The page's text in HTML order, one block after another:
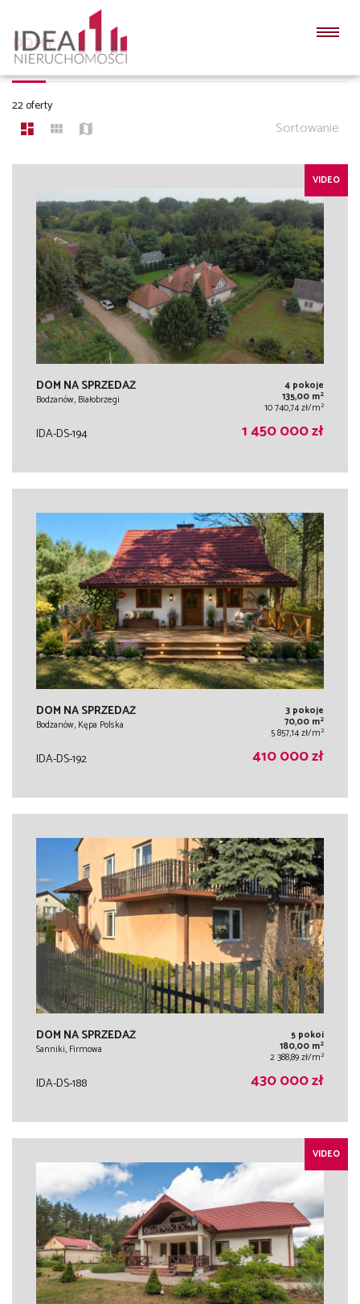
DOMY
22 oferty
Sortowanie
VIDEO
DOM NA SPRZEDAŻ
Bodzanów, Białobrzegi
4 pokoje
135,00 m2
10 740,74 zł/m2
IDA-DS-194 1 450 000 zł
DOM NA SPRZEDAŻ
Bodzanów, Kępa Polska
3 pokoje
70,00 m2
5 857,14 zł/m2
IDA-DS-192 410 000 zł
DOM NA SPRZEDAŻ
Sanniki, Firmowa
5 pokoi
180,00 m2
2 388,89 zł/m2
IDA-DS-188 430 000 zł
VIDEO